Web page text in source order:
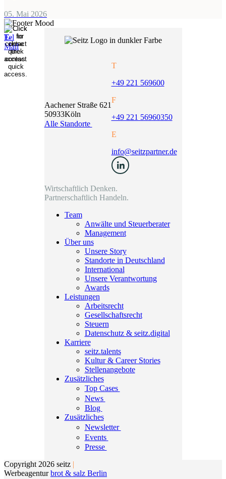
05. Mai 2026
Aachener Straße 621
50933Köln
Alle Standorte
T
+49 221 569600
F
+49 221 56960350
E
info@seitzpartner.de
Wirtschaftlich Denken.
Partnerschaftlich Handeln.
Team
Anwälte und Steuerberater
Management
Über uns
Unsere Story
Standorte in Deutschland
International
Unsere Verantwortung
Awards
Leistungen
Arbeitsrecht
Gesellschaftsrecht
Steuern
Datenschutz & seitz.digital
Karriere
seitz.talents
Kultur & Career Stories
Stellenangebote
Zusätzliches
Top Cases
News
Blog
Zusätzliches
Newsletter
Events
Presse
Copyright 2026 seitz |
Werbeagenturbrot & salz Berlin